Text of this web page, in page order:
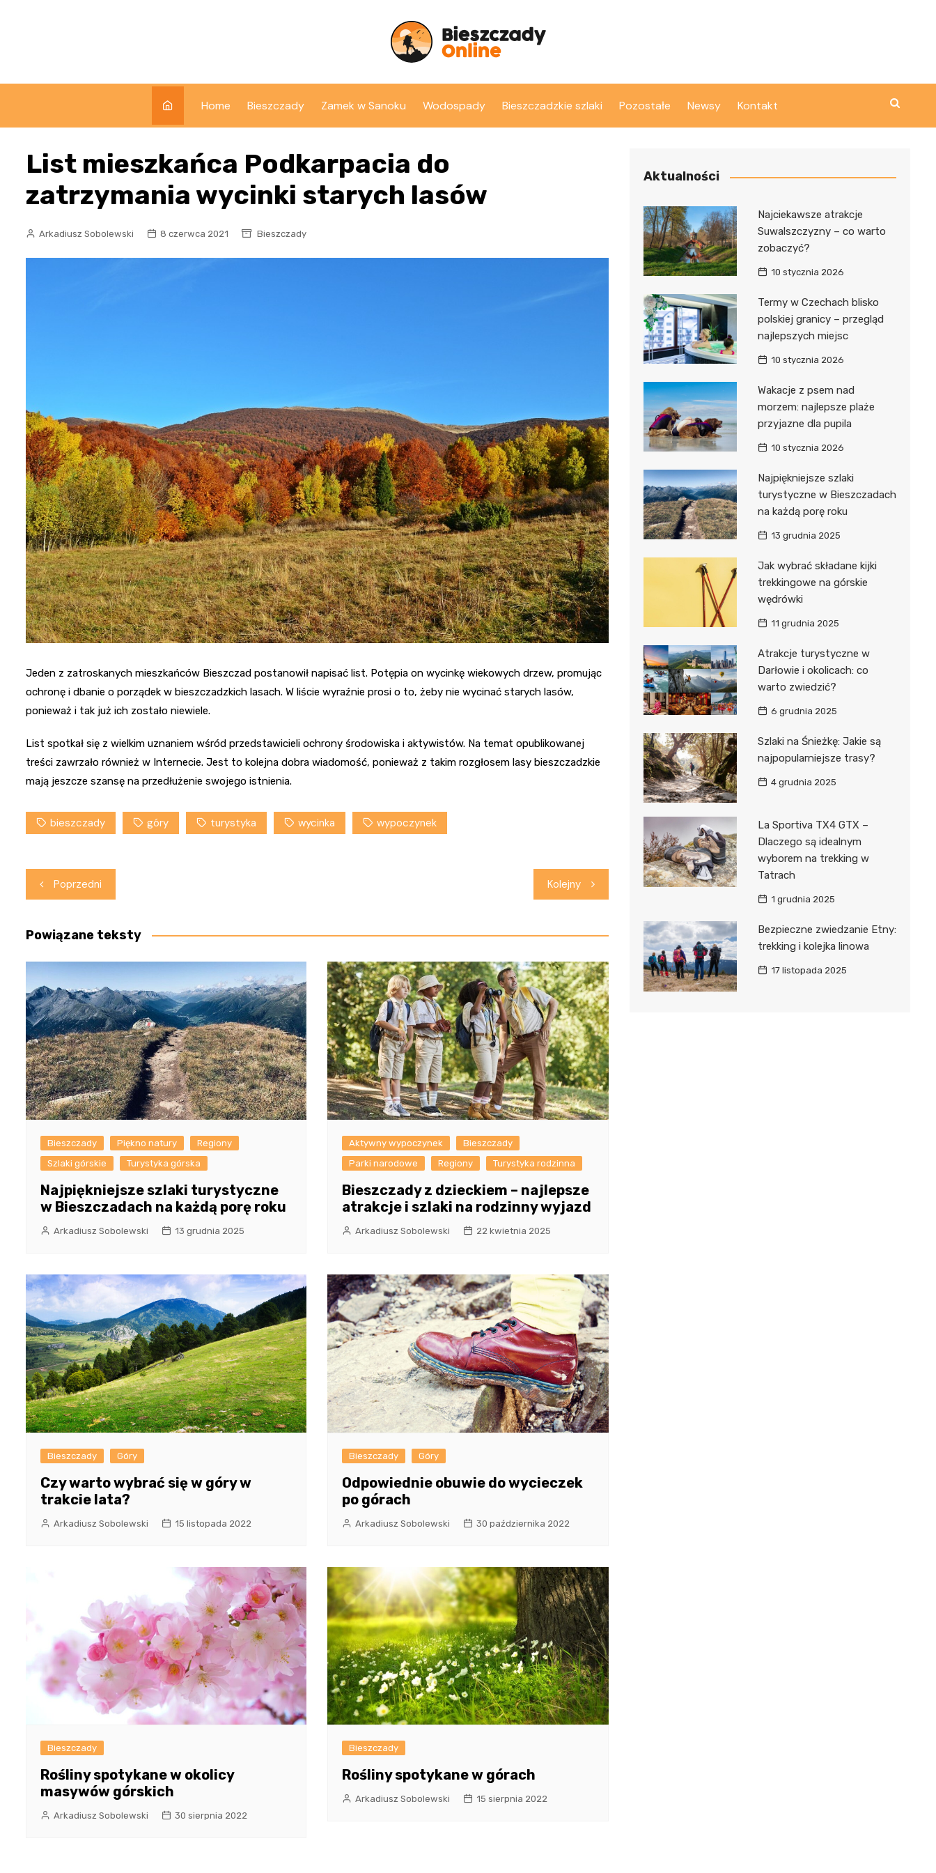
Home Bieszczady Zamek w Sanoku Wodospady Bieszczadzkie szlaki Pozostałe Newsy Kontakt
List mieszkańca Podkarpacia do
zatrzymania wycinki starych lasów
Arkadiusz Sobolewski 8 czerwca 2021 Bieszczady
Jeden z zatroskanych mieszkańców Bieszczad postanowił napisać list. Potępia on wycinkę wiekowych drzew, promując
ochronę i dbanie o porządek w bieszczadzkich lasach. W liście wyraźnie prosi o to, żeby nie wycinać starych lasów,
ponieważ i tak już ich zostało niewiele.
List spotkał się z wielkim uznaniem wśród przedstawicieli ochrony środowiska i aktywistów. Na temat opublikowanej
treści zawrzało również w Internecie. Jest to kolejna dobra wiadomość, ponieważ z takim rozgłosem lasy bieszczadzkie
mają jeszcze szansę na przedłużenie swojego istnienia.
bieszczady góry turystyka wycinka wypoczynek
Nawigacja
wpisu
Poprzedni Kolejny
Powiązane teksty
Bieszczady Piękno natury
Regiony
Szlaki górskie
Turystyka górska
Najpiękniejsze szlaki turystyczne
w Bieszczadach na każdą porę roku
Arkadiusz Sobolewski 13 grudnia 2025
Aktywny wypoczynek
Bieszczady
Parki narodowe
Regiony Turystyka rodzinna
Bieszczady z dzieckiem – najlepsze
atrakcje i szlaki na rodzinny wyjazd
Arkadiusz Sobolewski 22 kwietnia 2025
Bieszczady Góry
Czy warto wybrać się w góry w
trakcie lata?
Arkadiusz Sobolewski 15 listopada 2022
Bieszczady Góry
Odpowiednie obuwie do wycieczek
po górach
Arkadiusz Sobolewski 30 października 2022
Bieszczady
Rośliny spotykane w okolicy
masywów górskich
Arkadiusz Sobolewski 30 sierpnia 2022
Bieszczady
Rośliny spotykane w górach
Arkadiusz Sobolewski 15 sierpnia 2022
Aktualności
Najciekawsze atrakcje
Suwalszczyzny – co warto
zobaczyć?
10 stycznia 2026
Termy w Czechach blisko
polskiej granicy – przegląd
najlepszych miejsc
10 stycznia 2026
Wakacje z psem nad
morzem: najlepsze plaże
przyjazne dla pupila
10 stycznia 2026
Najpiękniejsze szlaki
turystyczne w Bieszczadach
na każdą porę roku
13 grudnia 2025
Jak wybrać składane kijki
trekkingowe na górskie
wędrówki
11 grudnia 2025
Atrakcje turystyczne w
Darłowie i okolicach: co
warto zwiedzić?
6 grudnia 2025
Szlaki na Śnieżkę: Jakie są
najpopularniejsze trasy?
4 grudnia 2025
La Sportiva TX4 GTX –
Dlaczego są idealnym
wyborem na trekking w
Tatrach
1 grudnia 2025
Bezpieczne zwiedzanie Etny:
trekking i kolejka linowa
17 listopada 2025